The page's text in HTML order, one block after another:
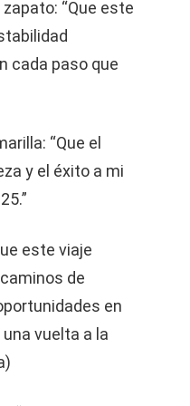
“Que este
cada paso que
“Que el
y el éxito a mi
este viaje
de
en
vuelta a la